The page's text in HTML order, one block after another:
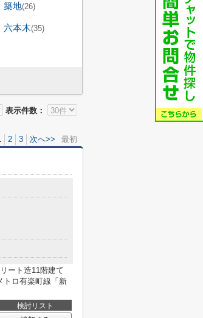
築地(26)
六本木(35)
表示件数：
2 3 次へ>> 最初
ート造11階建て
トロ有楽町線「新
検討リスト